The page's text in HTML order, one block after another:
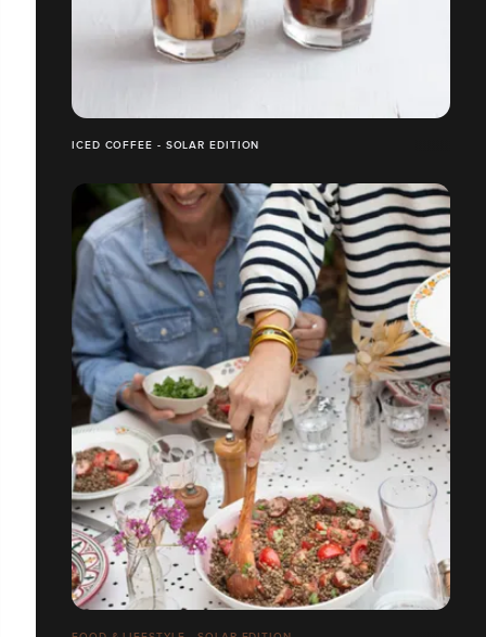
ICED COFFEE - SOLAR EDITION